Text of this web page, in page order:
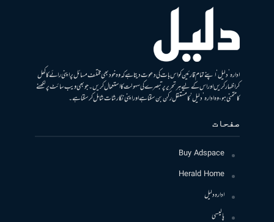
ادارہ ’دلیل‘ اپنے تمام قارئین کو اس بات کی دعوت دیتا ہے کہ وہ خود بھی مختلف مسائل پر اپنی رائے کا کھل
کر اظہار کریں اور اس کے لیے ہر تحریر پر تبصرے کی سہولت کا استعمال کریں۔ جو بھی ویب سائٹ پر لکھنے
کا متمنی ہو، وہ ادارہ ’دلیل‘ کا مستقل رکن بن سکتا ہے اور اپنی نگارشات شامل کرسکتا ہے۔
صفحات
Buy Adspace
Herald Home
ادارہ دلیل
پالیسی